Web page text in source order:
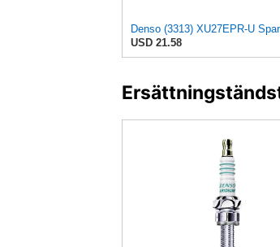
USD 21.58